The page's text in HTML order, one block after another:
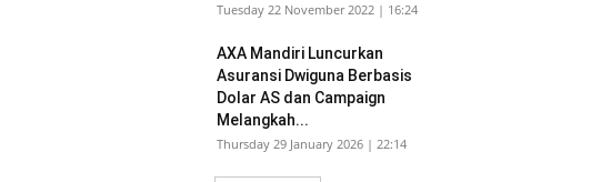
Tuesday 22 November 2022 | 16:24
AXA Mandiri Luncurkan
Asuransi Dwiguna Berbasis
Dolar AS dan Campaign
Melangkah...
Thursday 29 January 2026 | 22:14